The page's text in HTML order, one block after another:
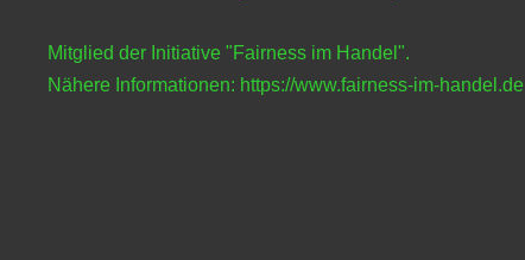
Mitglied der Initiative "Fairness im Handel".
Nähere Informationen: https://www.fairness-im-handel.de